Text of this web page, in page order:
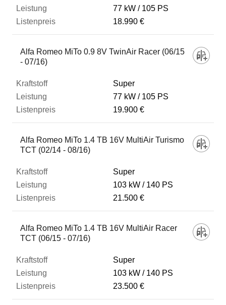
77 kW
105 PS
18.990 €
Alfa Romeo MiTo 0.9 8V TwinAir Racer (06/15
- 07/16)
Super
77 kW
105 PS
19.900 €
Alfa Romeo MiTo 1.4 TB 16V MultiAir Turismo
TCT (02/14 - 08/16)
Super
103 kW
140 PS
21.500 €
Alfa Romeo MiTo 1.4 TB 16V MultiAir Racer
TCT (06/15 - 07/16)
Super
103 kW
140 PS
23.500 €